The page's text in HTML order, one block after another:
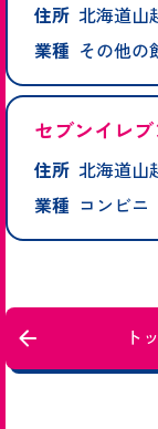
住所 北海道山
業種 その他の
セブンイレ
住所 北海道山
業種 コンビニ
ト